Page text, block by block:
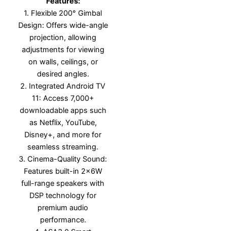
1. Flexible 200° Gimbal
Design: Offers wide-angle
projection, allowing
adjustments for viewing
on walls, ceilings, or
desired angles.
2. Integrated Android TV
11: Access 7,000+
downloadable apps such
as Netflix, YouTube,
Disney+, and more for
seamless streaming.
3. Cinema-Quality Sound:
Features built-in 2x6W
full-range speakers with
DSP technology for
premium audio
performance.